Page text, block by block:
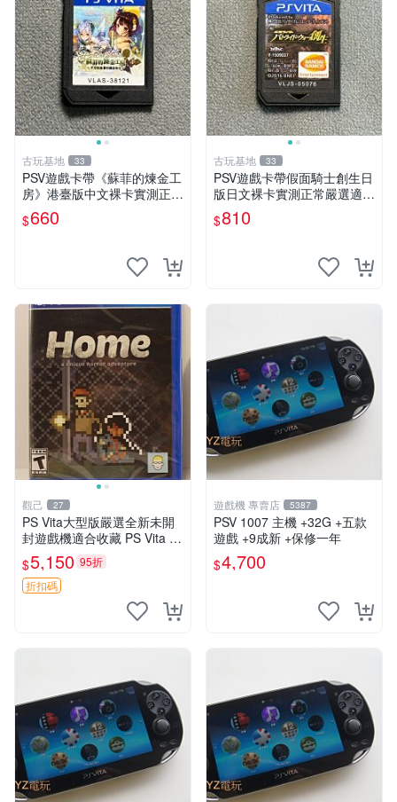
古玩基地 33
PSV遊戲卡帶《蘇菲的煉金工
房》港臺版中文裸卡實測正常
嚴選直銷僅售不退不換單次2
張起享優惠 煉金工房 游戲卡
$660
古玩基地 33
PSV遊戲卡帶假面騎士創生日
版日文裸卡實測正常嚴選適合
收藏2張起享優惠 假面騎士
創生 PSV 卡帶
$810
觀己 27
PS Vita大型版嚴選全新未開
封遊戲機適合收藏 PS Vita 新
型號 家用遊戲機 直營店優選
$5,150 95折
折扣碼
遊戲機 專賣店 5387
PSV 1007 主機 +32G +五款
遊戲 +9成新 +保修一年
$4,700